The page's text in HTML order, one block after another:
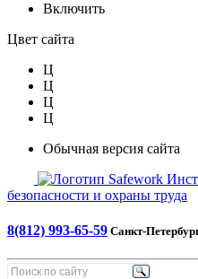
Включить
Цвет сайта
Ц
Ц
Ц
Ц
Обычная версия сайта
Safework
безопасности и охраны труда
8(812) 993-65-59 Санкт-